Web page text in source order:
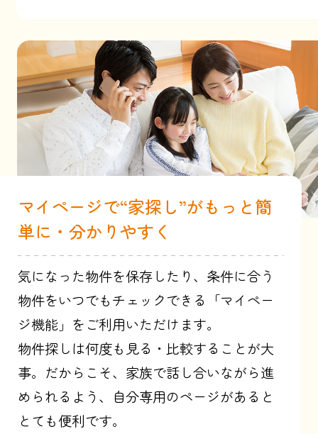
マイページで“家探し”がもっと簡
単に・分かりやすく
気になった物件を保存したり、条件に合う
物件をいつでもチェックできる「マイペー
ジ機能」をご利用いただけます。
物件探しは何度も見る・比較することが大
事。だからこそ、家族で話し合いながら進
められるよう、自分専用のページがあると
とても便利です。